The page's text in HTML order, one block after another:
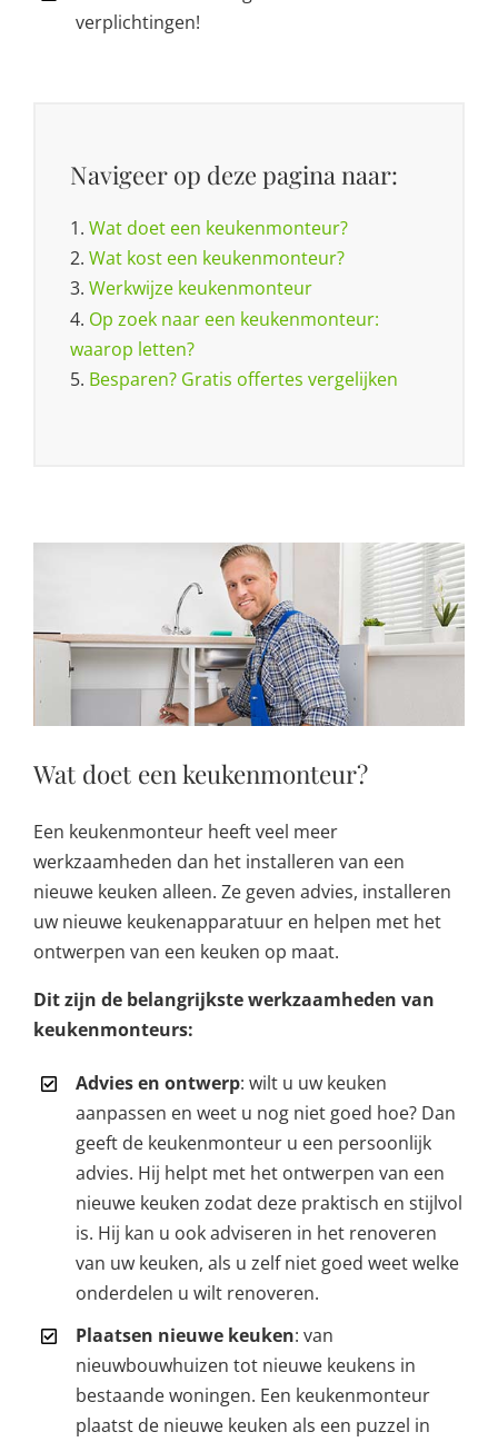
verplichtingen!
Navigeer op deze pagina naar:
1. Wat doet een keukenmonteur?
2. Wat kost een keukenmonteur?
3. Werkwijze keukenmonteur
4. Op zoek naar een keukenmonteur:
waarop letten?
5. Besparen? Gratis offertes vergelijken
Wat doet een keukenmonteur?
Een keukenmonteur heeft veel meer
werkzaamheden dan het installeren van een
nieuwe keuken alleen. Ze geven advies, installeren
uw nieuwe keukenapparatuur en helpen met het
ontwerpen van een keuken op maat.
Dit zijn de belangrijkste werkzaamheden van
keukenmonteurs:
Advies en ontwerp: wilt u uw keuken
aanpassen en weet u nog niet goed hoe? Dan
geeft de keukenmonteur u een persoonlijk
advies. Hij helpt met het ontwerpen van een
nieuwe keuken zodat deze praktisch en stijlvol
is. Hij kan u ook adviseren in het renoveren
van uw keuken, als u zelf niet goed weet welke
onderdelen u wilt renoveren.
Plaatsen nieuwe keuken: van
nieuwbouwhuizen tot nieuwe keukens in
bestaande woningen. Een keukenmonteur
plaatst de nieuwe keuken als een puzzel in